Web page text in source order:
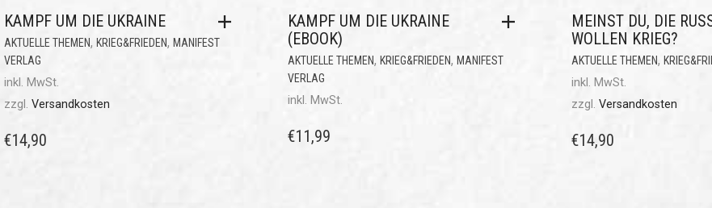
KAMPF UM DIE UKRAINE
AKTUELLE THEMEN, KRIEG&FRIEDEN, MANIFEST
VERLAG
inkl. MwSt.
zzgl. Versandkosten
€14,90
KAMPF UM DIE UKRAINE
(EBOOK)
AKTUELLE THEMEN, KRIEG&FRIEDEN, MANIFEST
VERLAG
inkl. MwSt.
€11,99
MEINST DU, DIE
WOLLEN KRIEG?
AKTUELLE THEMEN,
inkl. MwSt.
zzgl. Versandkosten
€14,90